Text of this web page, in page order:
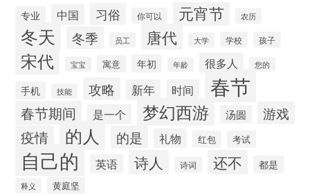
专业 中国 习俗 你可以 元宵节 农历
冬天 冬季 员工 唐代 大学 学校 孩子
宋代 宝宝 寓意 年初 年龄 很多人 您的
手机 技能 攻略 新年 时间 春节
春节期间 是一个 梦幻西游 汤圆 游戏
疫情 的人 的是 礼物 红包 考试
自己的 英语 诗人 诗词 还不 都是
释义 黄庭坚